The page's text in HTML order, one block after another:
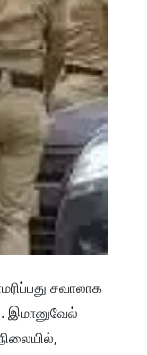
சவாலாக
இமானுவேல்